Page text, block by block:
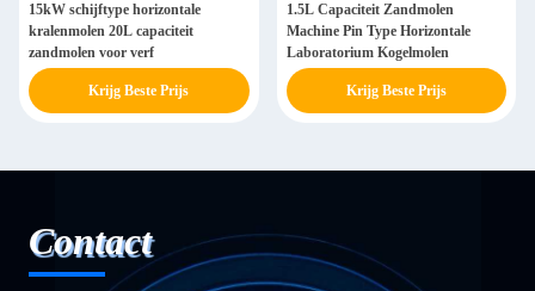
15kW schijftype horizontale
kralenmolen 20L capaciteit
zandmolen voor verf
Krijg Beste Prijs
1.5L Capaciteit Zandmolen
Machine Pin Type Horizontale
Laboratorium Kogelmolen
Krijg Beste Prijs
Contact